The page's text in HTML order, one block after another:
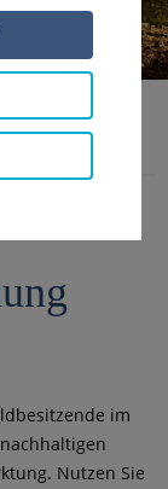
Wald
im
Nutzen Sie